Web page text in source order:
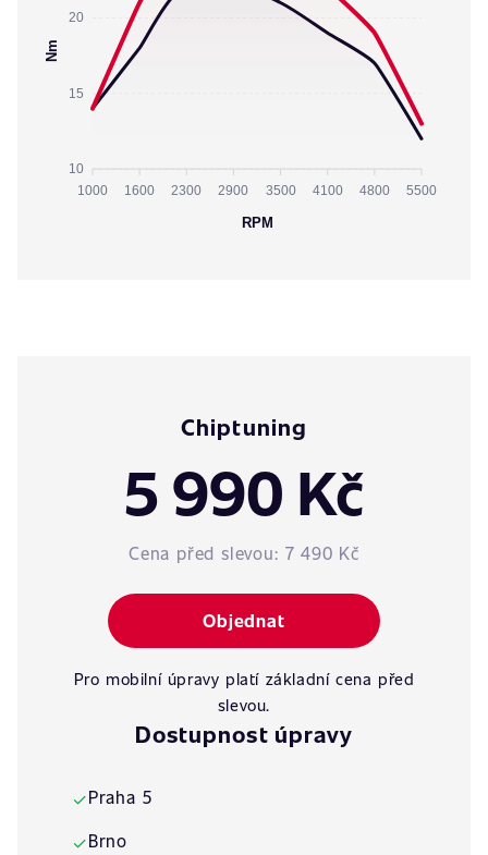
20
15
10
Nm
1000 1600 2300 2900 3500 4100 4800 5500
RPM
Chiptuning
5 990 Kč
Cena před slevou: 7 490 Kč
Objednat
Pro mobilní úpravy platí základní cena před
slevou.
Dostupnost úpravy
✓Praha 5
✓Brno